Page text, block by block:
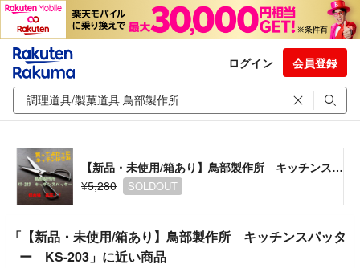
ログイン 会員登録
【新品・未使用/箱あり】鳥部製作所 キッチンスパッター KS-203
¥5,280
SOLDOUT
「【新品・未使用/箱あり】鳥部製作所 キッチンスパッタ
ー KS-203」に近い商品